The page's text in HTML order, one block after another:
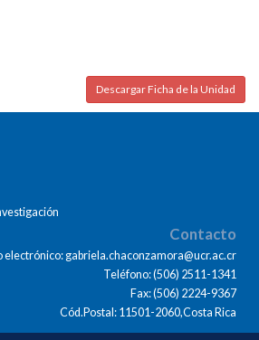
Descargar Ficha de la Unidad
Contacto
electrónico: gabriela.chaconzamora@ucr.ac.cr
Teléfono: (506) 2511-1341
Fax: (506) 2224-9367
Cód.Postal: 11501-2060,Costa Rica